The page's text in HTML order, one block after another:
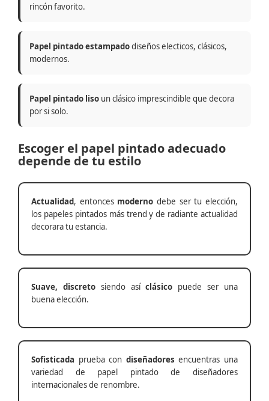
rincón favorito.
Papel pintado estampadodiseños electicos, clásicos,
modernos.
Papel pintado liso un clásico imprescindible que decora
por si solo.
Escoger el papel pintado adecuado
depende de tu estilo
Actualidad, entonces moderno debe ser tu elección,
los papeles pintados más trend y de radiante actualidad
decorara tu estancia.
Suave, discretosiendo asíclásico puede ser una
buena elección.
Sofisticada prueba con diseñadores encuentras una
variedad de papel pintado de diseñadores
internacionales de renombre.